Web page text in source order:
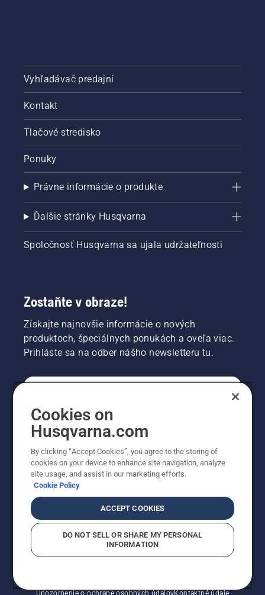
Vyhľadávač predajní
Kontakt
Tlačové stredisko
Ponuky
Právne informácie o produkte
Ďalšie stránky Husqvarna
Spoločnosť Husqvarna sa ujala udržateľnosti
Zostaňte v obraze!
Získajte najnovšie informácie o nových
produktoch, špeciálnych ponukách a oveľa viac.
Prihláste sa na odber nášho newsletteru tu.
PROFESIONÁLNE
Upozornenie o ochrane osobných údajovKontaktné údaje
Cookies on
Husqvarna.com
By clicking “Accept Cookies”, you agree to the storing of
cookies on your device to enhance site navigation, analyze
site usage, and assist in our marketing efforts.
Cookie Policy
ACCEPT COOKIES
DO NOT SELL OR SHARE MY PERSONAL
INFORMATION